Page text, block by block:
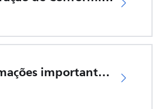
Informações importantes de segurança